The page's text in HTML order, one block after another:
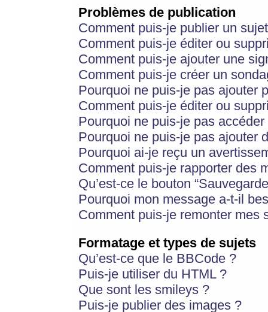
Problèmes de publication
Comment puis-je publier un
Comment puis-je éditer ou
Comment puis-je ajouter une
Comment puis-je créer un
Pourquoi ne puis-je pas ajouter
Comment puis-je éditer ou
Pourquoi ne puis-je pas
Pourquoi ne puis-je pas ajouter
Pourquoi ai-je reçu un
Comment puis-je rapporter des
Qu’est-ce le bouton
Pourquoi mon message a-t-il
Comment puis-je remonter mes
Formatage et types de sujets
Qu’est-ce que le BBCode ?
Puis-je utiliser du HTML ?
Que sont les smileys ?
Puis-je publier des images ?